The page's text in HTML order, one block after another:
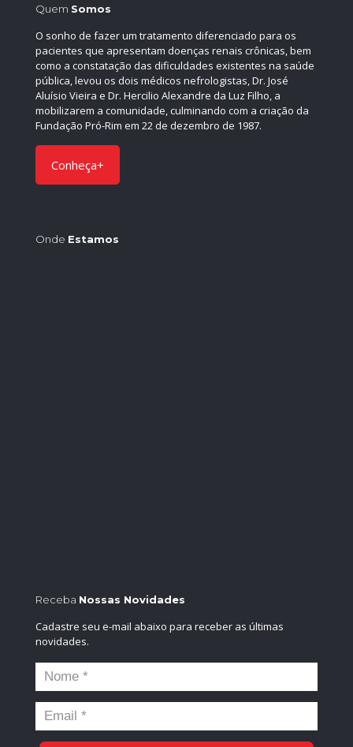
Quem Somos
O sonho de fazer um tratamento diferenciado para os
pacientes que apresentam doenças renais crônicas, bem
como a constatação das dificuldades existentes na saúde
pública, levou os dois médicos nefrologistas, Dr. José
Aluísio Vieira e Dr. Hercilio Alexandre da Luz Filho, a
mobilizarem a comunidade, culminando com a criação da
Fundação Pró-Rim em 22 de dezembro de 1987.
Conheça+
Onde Estamos
Receba Nossas Novidades
Cadastre seu e-mail abaixo para receber as últimas
novidades.